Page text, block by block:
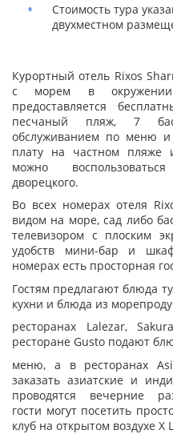
Стоимость тура
двухместном
Курортный отель Rixos
с морем в
предоставляется
песчаный пляж, 7
обслуживанием по меню
плату на частном пляже
можно
дворецкого.
Во всех номерах отеля
видом на море, сад либо
телевизором с плоским
удобств мини-бар и
номерах есть просторная
Гостям предлагают блюда
кухни и блюда из
ресторанах Lalezar,
ресторане Gusto подают
меню, а в ресторанах
заказать азиатские и
проводятся вечерние
гости могут посетить
клуб на открытом воздухе X